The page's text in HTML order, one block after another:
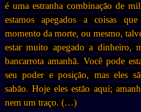
é uma estranha combinação de
estamos apegados a coisas
momento da morte, ou mesmo,
estar muito apegado a dinheiro,
bancarrota amanhã. Você pode
seu poder e posição, mas eles
sabão. Hoje eles estão aqui;
nem um traço. (…)